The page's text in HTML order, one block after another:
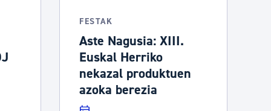
Izapideen katalogoa
Tramitaziorako laguntza
FESTAK
Aste Nagusia: XIII.
Euskal Herriko
nekazal produktuen
azoka berezia